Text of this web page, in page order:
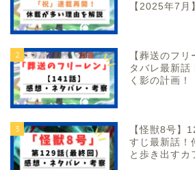
【2025年7月
2
【葬送のフ
タバレ最新話
く影の計画！
3
【怪獣8号】
すじ最新話！
と歩き出すカ